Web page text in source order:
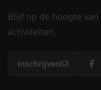
Blijf op de hoogte
activiteiten.
inschrijven